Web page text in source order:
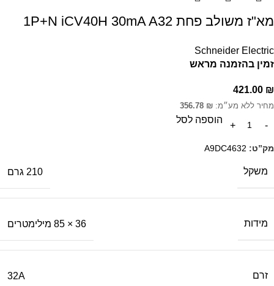
מא"ז משולב פחת 1P+N iCV40H 30mA A32
Schneider Electric
זמין בהזמנה מראש
421.00 ₪
מחיר ללא מע״מ: 356.78 ₪
הוספה לסל
מק”ט: A9DC4632
משקל 210 גרם
מידות 36 × 85 מילימטרים
זרם 32A